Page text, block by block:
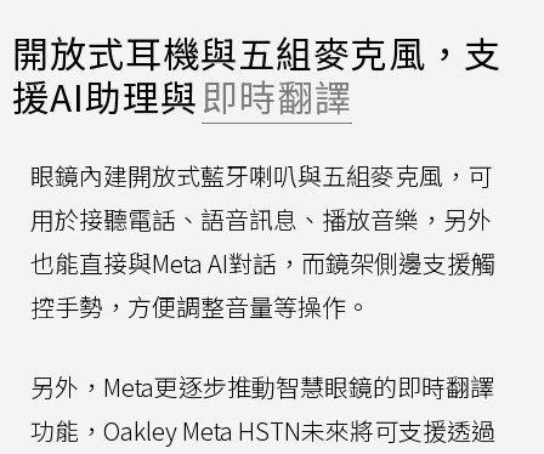
開放式耳機與五組麥克風，支
援AI助理與即時翻譯
眼鏡內建開放式藍牙喇叭與五組麥克風，可
用於接聽電話、語音訊息、播放音樂，另外
也能直接與Meta AI對話，而鏡架側邊支援觸
控手勢，方便調整音量等操作。
另外，Meta更逐步推動智慧眼鏡的即時翻譯
功能，Oakley Meta HSTN未來將可支援透過